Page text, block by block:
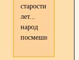
старости
лет...
народ
посмешить.